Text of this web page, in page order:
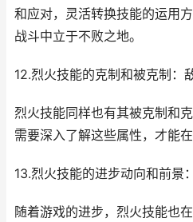
和应对，灵活转换技能的运用
战斗中立于不败之地。
12.烈火技能的克制和被克制：
烈火技能同样也有其被克制和
需要深入了解这些属性，才能
13.烈火技能的进步动向和前景
随着游戏的进步，烈火技能也